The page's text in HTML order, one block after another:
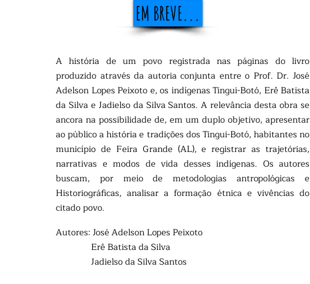
EM BREVE...
A história de um povo registrada nas páginas do livro
produzido através da autoria conjunta entre o Prof. Dr. José
Adelson Lopes Peixoto e, os indígenas Tingui-Botó, Erê Batista
da Silva e Jadielso da Silva Santos. A relevância desta obra se
ancora na possibilidade de, em um duplo objetivo, apresentar
ao público a história e tradições dos Tingui-Botó, habitantes no
município de Feira Grande (AL), e registrar as trajetórias,
narrativas e modos de vida desses indígenas. Os autores
buscam, por meio de metodologias antropológicas e
Historiográficas, analisar a formação étnica e vivências do
citado povo.
Autores: José Adelson Lopes Peixoto
Erê Batista da Silva
Jadielso da Silva Santos